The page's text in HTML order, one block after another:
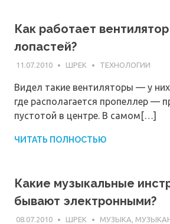
Как работает
лопастей?
11.07.2010 ШРЕК ТЕХНОЛОГИИ
Видел такие вентиляторы — у
где располагается пропеллер —
пустотой в центре. В самом[…]
ЧИТАТЬ ПОЛНОСТЬЮ
Какие музыкальные
бывают электронными?
08.07.2010 ШРЕК МУЗЫКА,